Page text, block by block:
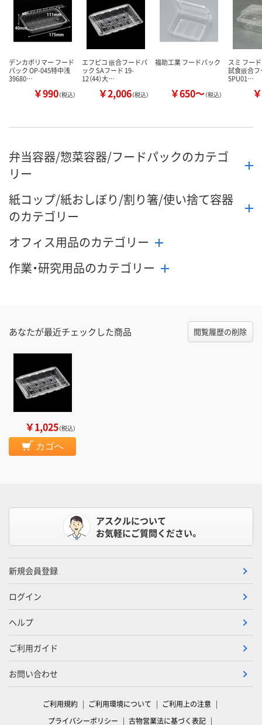
デンカポリマー フード
パック OP-045特中浅
39680…
￥990（税込）
エフピコ 嵌合フードパ
ック SAフード 19-
12（44）大…
￥2,006（税込）
福助工業 フードパック
￥650～（税込）
スミ フー
試食嵌合
5PU01…
弁当容器/惣菜容器/フードパックのカテゴ
リー
紙コップ/紙おしぼり/割り箸/使い捨て容器
のカテゴリー
オフィス用品のカテゴリー
作業・研究用品のカテゴリー
あなたが最近チェックした商品 閲覧履歴の削除
￥1,025（税込）
カゴへ
アスクルについて
お気軽にご質問ください。
新規会員登録
ログイン
ヘルプ
ご利用ガイド
お問い合わせ
ご利用規約 ご利用環境について
ご利用上の注意
プライバシーポリシー
古物営業法に基づく表記